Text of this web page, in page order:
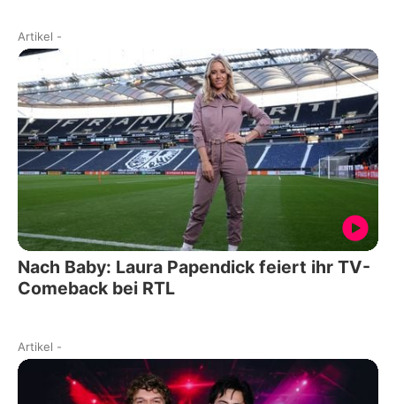
Artikel -
Nach Baby: Laura Papendick feiert ihr TV-
Comeback bei RTL
Artikel -